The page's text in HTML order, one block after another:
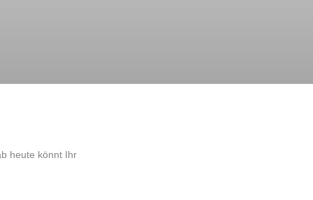
heute könnt Ihr